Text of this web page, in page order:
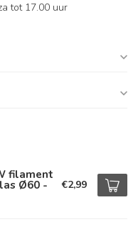
tot 17.00 uur
filament
Ø60 - €2,99